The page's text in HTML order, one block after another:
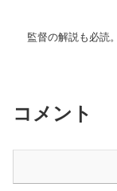
監督の解説も必読
コメント